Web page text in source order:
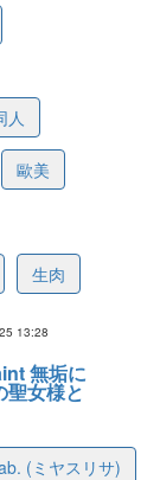
人
歐美
生肉
13:28
無垢に
聖女様と
(ミヤスリサ)